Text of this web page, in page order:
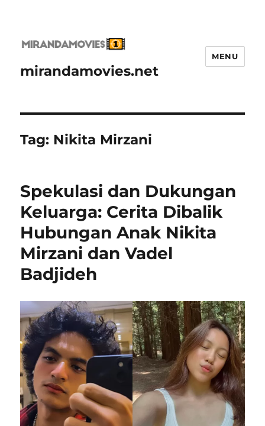
mirandamovies.net
MENU
Tag: Nikita Mirzani
Spekulasi dan Dukungan
Keluarga: Cerita Dibalik
Hubungan Anak Nikita
Mirzani dan Vadel
Badjideh